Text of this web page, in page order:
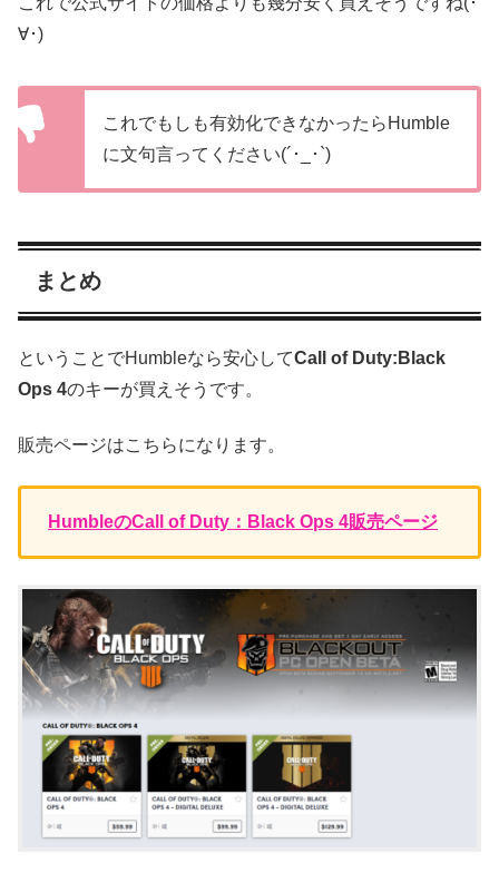
∀･)
これでもしも有効化できなかったらHumble
に文句言ってください(´･_･`)
まとめ
ということでHumbleなら安心してCall of Duty:Black
Ops 4のキーが買えそうです。
販売ページはこちらになります。
HumbleのCall of Duty：Black Ops 4販売ページ